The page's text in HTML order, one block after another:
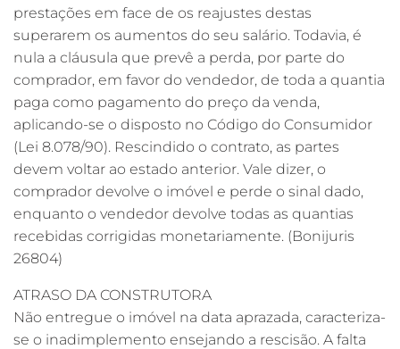
prestações em face de os reajustes destas
superarem os aumentos do seu salário. Todavia, é
nula a cláusula que prevê a perda, por parte do
comprador, em favor do vendedor, de toda a quantia
paga como pagamento do preço da venda,
aplicando-se o disposto no Código do Consumidor
(Lei 8.078/90). Rescindido o contrato, as partes
devem voltar ao estado anterior. Vale dizer, o
comprador devolve o imóvel e perde o sinal dado,
enquanto o vendedor devolve todas as quantias
recebidas corrigidas monetariamente. (Bonijuris
26804)
ATRASO DA CONSTRUTORA
Não entregue o imóvel na data aprazada, caracteriza-
se o inadimplemento ensejando a rescisão. A falta